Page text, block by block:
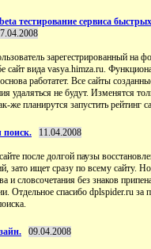
тестирование сервиса быстрых
зарегестрированный на
сайт вида vasya.himza.ru.
работатет. Все сайты
удаляться не будут. Изменятся
же планирутся запустить рейтинг
поиск. 11.04.2008
после долгой паузы
зато ищет сразу по всему сайту.
и словсочетания без знаков
Отдельное спасибо dplspider.ru за
09.04.2008